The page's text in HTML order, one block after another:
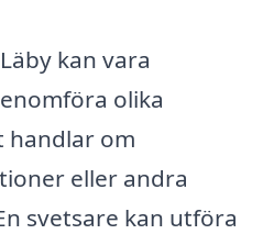
kan vara
olika
handlar om
eller andra
svetsare kan utföra